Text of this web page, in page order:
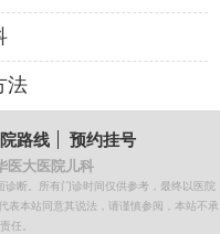
法
路线 预约挂号
医大医院儿科
断。所有门诊时间仅供参考，最终以医院
表本站同意其说法，请谨慎参阅，本站不承
任。